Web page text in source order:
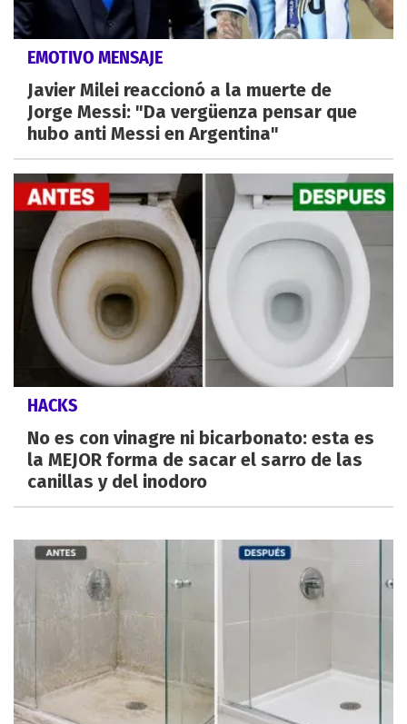
EMOTIVO MENSAJE
Javier Milei reaccionó a la muerte de
Jorge Messi: "Da vergüenza pensar que
hubo anti Messi en Argentina"
HACKS
No es con vinagre ni bicarbonato: esta es
la MEJOR forma de sacar el sarro de las
canillas y del inodoro